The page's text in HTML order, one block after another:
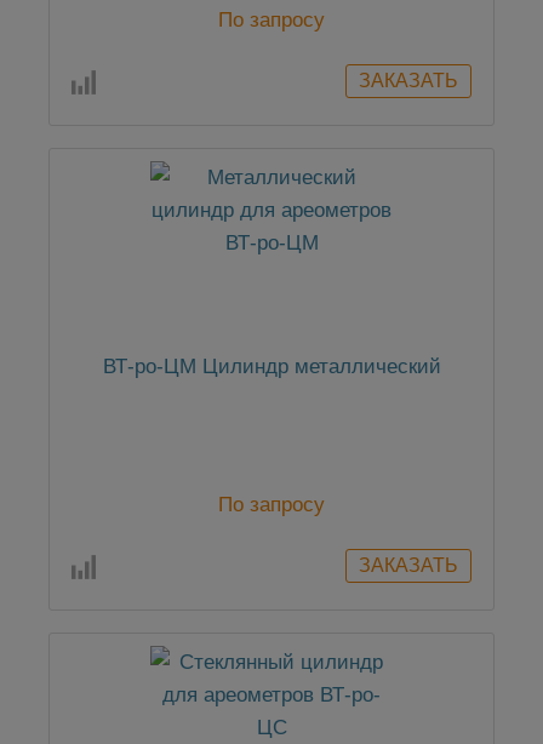
По запросу
ВТ-ро-ЦМ Цилиндр металлический
По запросу